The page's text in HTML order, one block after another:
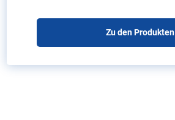
Zu den Produkten